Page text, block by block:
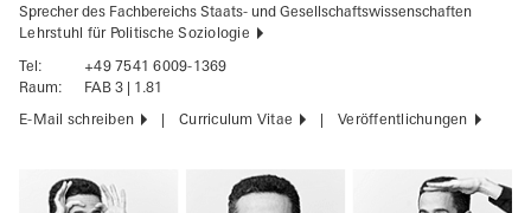
Sprecher des Fachbereichs Staats- und Gesellschaftswissenschaften
Lehrstuhl für Politische Soziologie
Tel:
+49 7541 6009-1369
Raum:
FAB 3 | 1.81
E-Mail schreiben Curriculum Vitae Veröffentlichungen